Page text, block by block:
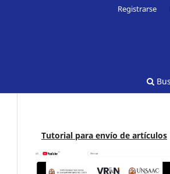
Registrarse
Tutorial para envío de artículos